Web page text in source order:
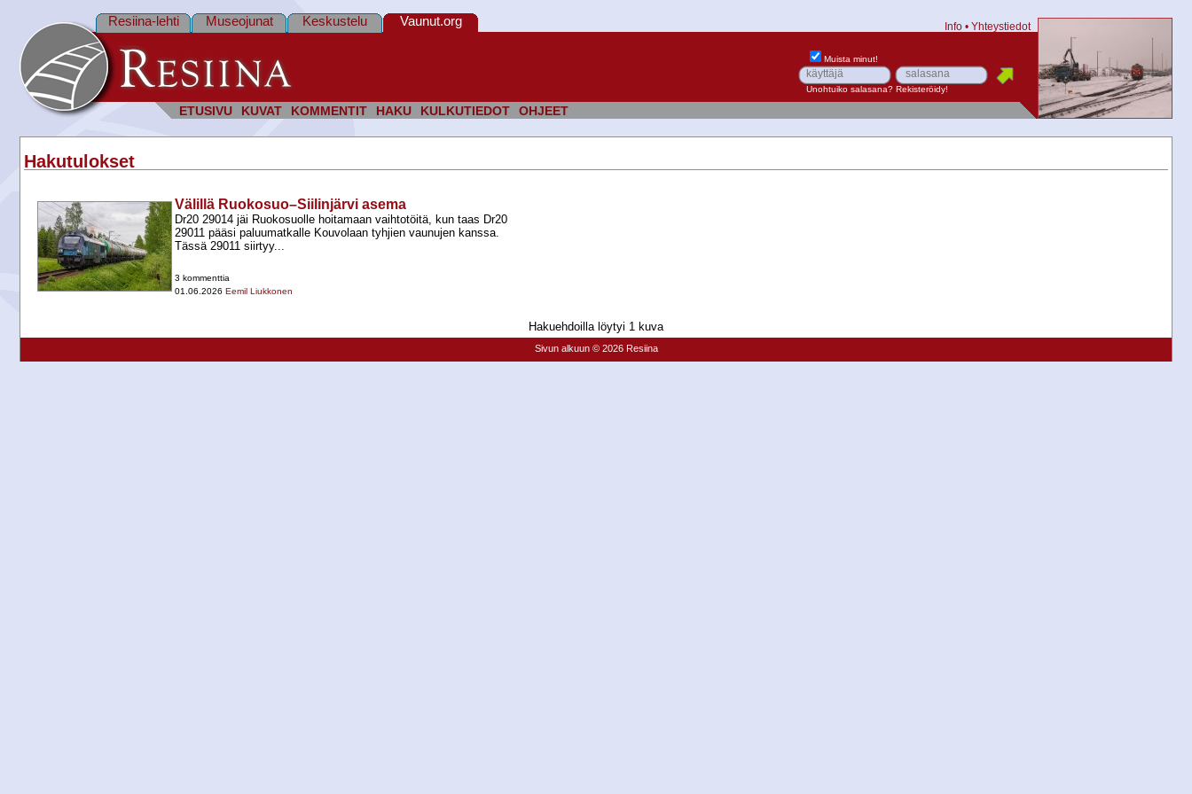
ETUSIVU KUVAT KOMMENTIT HAKU KULKUTIEDOT OHJEET
Resiina-lehti Museojunat Keskustelu Vaunut.org Info • Yhteystiedot
Muista minut!
Unohtuiko salasana? Rekisteröidy!
Hakutulokset
Välillä Ruokosuo–Siilinjärvi asema
Dr20 29014 jäi Ruokosuolle hoitamaan vaihtotöitä, kun taas Dr20
29011 pääsi paluumatkalle Kouvolaan tyhjien vaunujen kanssa.
Tässä 29011 siirtyy...
3 kommenttia
01.06.2026 Eemil Liukkonen
Hakuehdoilla löytyi 1 kuva
Sivun alkuun © 2026 Resiina